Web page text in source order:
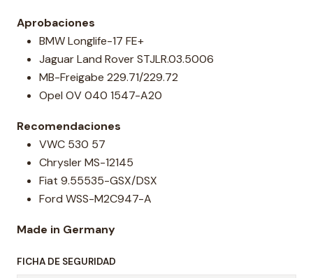
Aprobaciones
BMW Longlife-17 FE+
Jaguar Land Rover STJLR.03.5006
MB-Freigabe 229.71/229.72
Opel OV 040 1547-A20
Recomendaciones
VWC 530 57
Chrysler MS-12145
Fiat 9.55535-GSX/DSX
Ford WSS-M2C947-A
Made in Germany
FICHA DE SEGURIDAD